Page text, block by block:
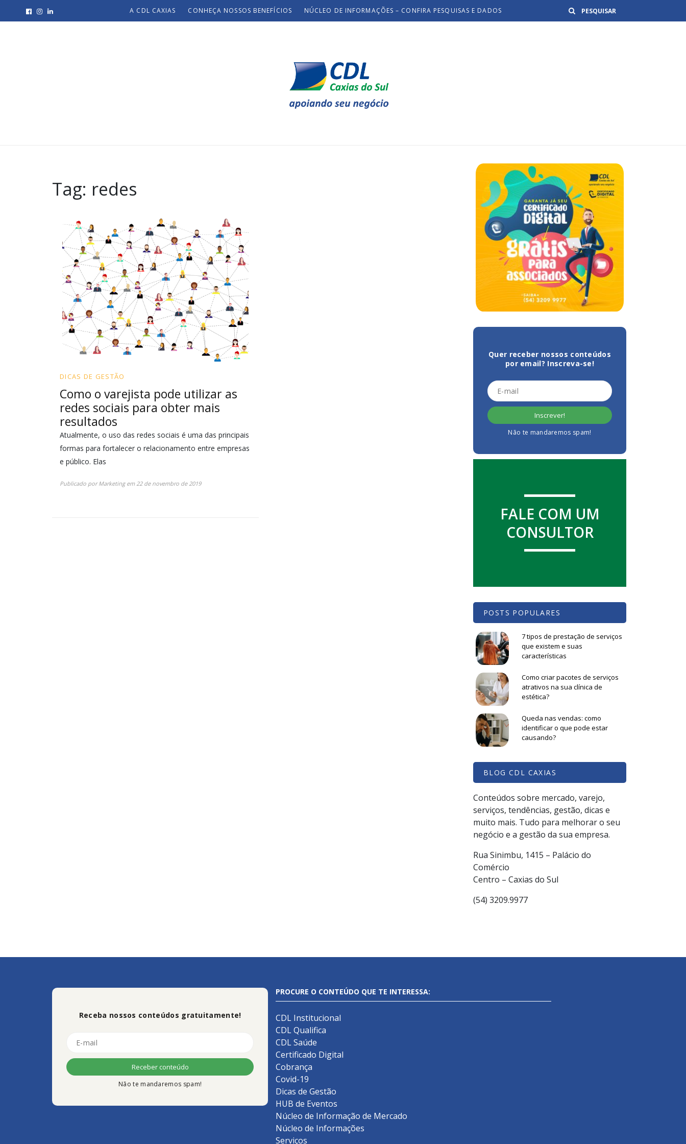
A CDL CAXIAS CONHEÇA NOSSOS BENEFÍCIOS NÚCLEO DE INFORMAÇÕES – CONFIRA PESQUISAS E DADOS Buscar
Tag: redes
DICAS DE GESTÃO
Como o varejista pode utilizar as
redes sociais para obter mais
resultados
Atualmente, o uso das redes sociais é uma das principais
formas para fortalecer o relacionamento entre empresas
e público. Elas
Publicado porMarketingem22 de novembro de 2019
Quer receber nossos conteúdos
por email? Inscreva-se!
Não te mandaremos spam!
FALE COM UM
CONSULTOR
POSTS POPULARES
7 tipos de prestação de serviços
que existem e suas
características
Como criar pacotes de serviços
atrativos na sua clínica de
estética?
Queda nas vendas: como
identificar o que pode estar
causando?
BLOG CDL CAXIAS
Conteúdos sobre mercado, varejo,
serviços, tendências, gestão, dicas e
muito mais. Tudo para melhorar o seu
negócio e a gestão da sua empresa.
Rua Sinimbu, 1415 – Palácio do
Comércio
Centro – Caxias do Sul
(54) 3209.9977
Receba nossos conteúdos gratuitamente!
Não te mandaremos spam!
PROCURE O CONTEÚDO QUE TE INTERESSA:
CDL Institucional
CDL Qualifica
CDL Saúde
Certificado Digital
Cobrança
Covid-19
Dicas de Gestão
HUB de Eventos
Núcleo de Informação de Mercado
Núcleo de Informações
Serviços